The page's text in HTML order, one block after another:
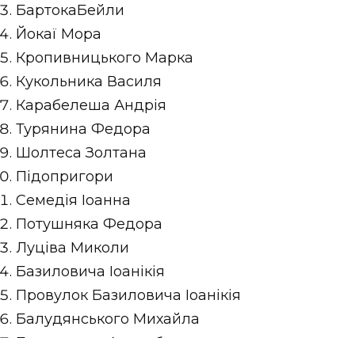
БартокаБейли
Йокаї Мора
Кропивницького Марка
Кукольника Василя
Карабелеша Андрія
Турянина Федора
Шолтеса Золтана
Підопригори
Семедія Іоанна
Потушняка Федора
Луціва Миколи
Базиловича Іоанікія
Провулок Базиловича Іоанікія
Балудянського Михайла